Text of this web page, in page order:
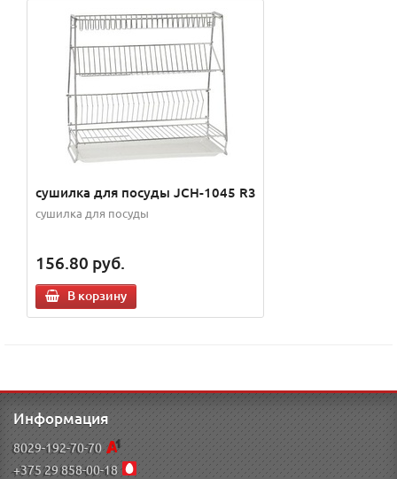
сушилка для посуды JCH-1045 R3
сушилка для посуды
156.80 руб.
В корзину
Информация
8029-192-70-70
+375 29 858-00-18